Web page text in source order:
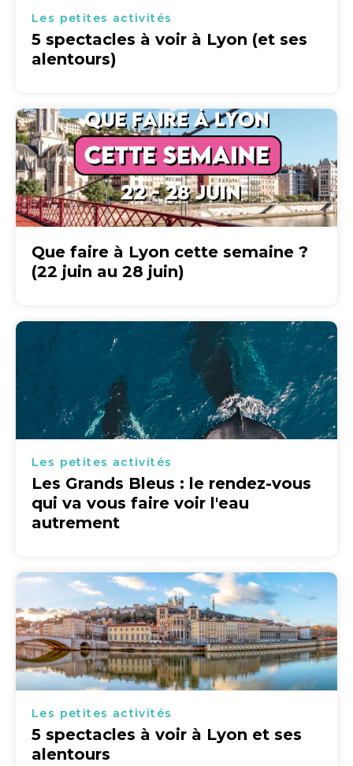
Les petites activités
5 spectacles à voir à Lyon (et ses
alentours)
Que faire à Lyon cette semaine ?
(22 juin au 28 juin)
Les petites activités
Les Grands Bleus : le rendez-vous
qui va vous faire voir l'eau
autrement
Les petites activités
5 spectacles à voir à Lyon et ses
alentours